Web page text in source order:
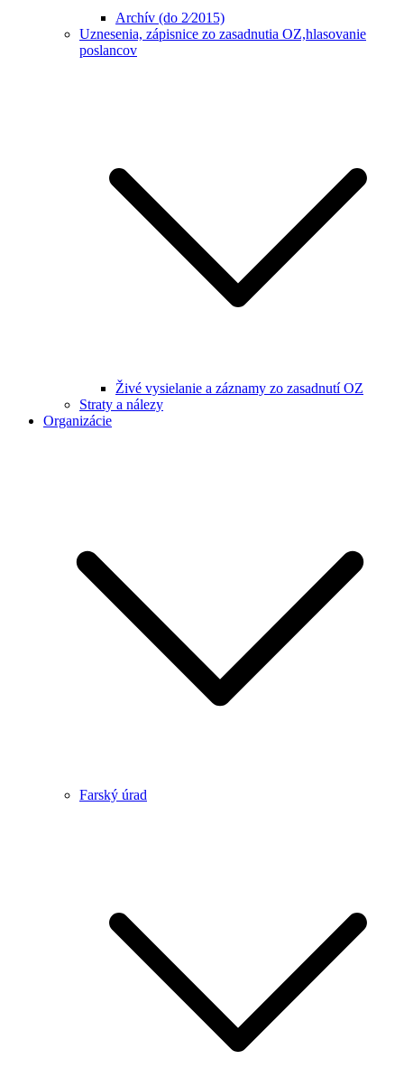
Archív (do 2⁄2015)
Uznesenia, zápisnice zo zasadnutia OZ,hlasovanie
poslancov
Živé vysielanie a záznamy zo zasadnutí OZ
Straty a nálezy
Organizácie
Farský úrad